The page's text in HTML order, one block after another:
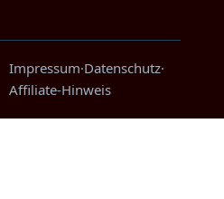
Impressum·Datenschutz·
Affiliate-Hinweis